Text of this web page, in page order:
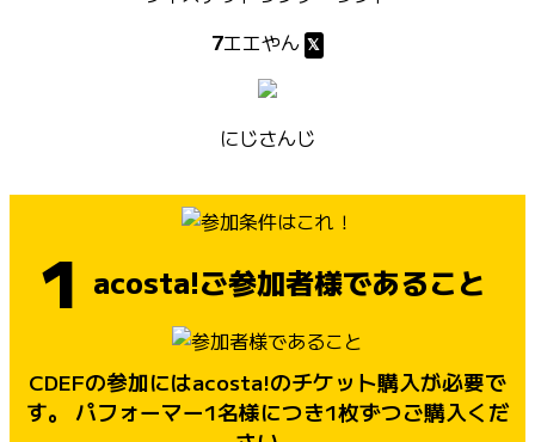
7エエやん
にじさんじ
1 acosta!ご参加者様であること
CDEFの参加にはacosta!のチケット購入が必要で
す。 パフォーマー1名様につき1枚ずつご購入くだ